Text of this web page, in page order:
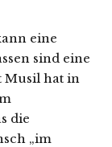
eine
sind eine
Musil hat in
die
„im